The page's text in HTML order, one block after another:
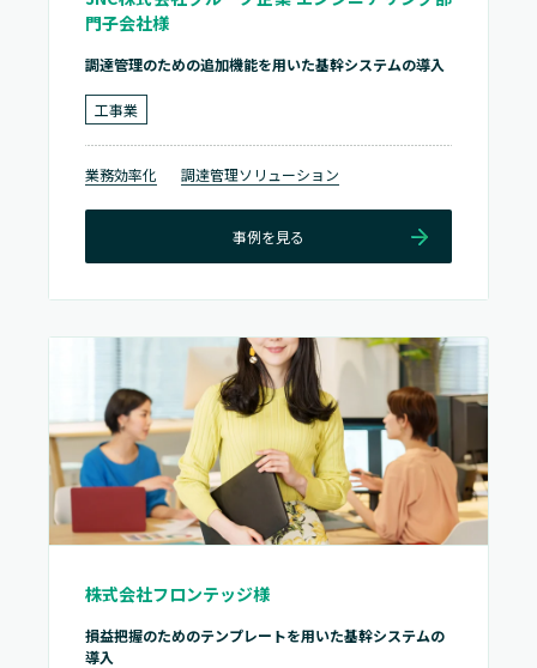
門子会社様
調達管理のための追加機能を用いた基幹システムの導入
工事業
業務効率化 調達管理ソリューション
事例を見る
株式会社フロンテッジ様
損益把握のためのテンプレートを用いた基幹システムの
導入